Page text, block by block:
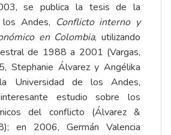
se publica la tesis de la
Andes, Conflicto interno y
en Colombia, utilizando
de 1988 a 2001 (Vargas,
Stephanie Álvarez y Angélika
Universidad de los Andes,
estudio sobre los
del conflicto (Álvarez &
en 2006, Germán Valencia